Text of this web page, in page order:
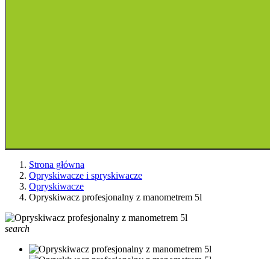
Strona główna
Opryskiwacze i spryskiwacze
Opryskiwacze
Opryskiwacz profesjonalny z manometrem 5l
search